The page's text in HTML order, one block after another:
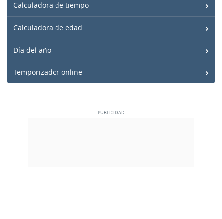
Calculadora de tiempo
Calculadora de edad
Día del año
Temporizador online